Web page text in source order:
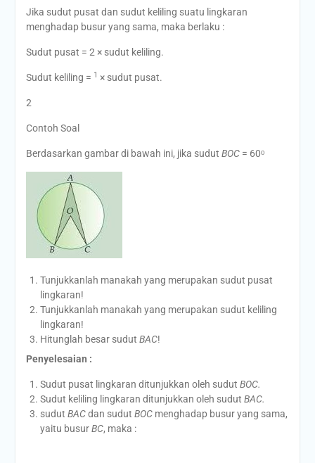
Jika sudut pusat dan sudut keliling suatu lingkaran
menghadap busur yang sama, maka berlaku :
Sudut pusat = 2 × sudut keliling.
Sudut keliling = 1 × sudut pusat.
2
Contoh Soal
Berdasarkan gambar di bawah ini, jika sudut BOC = 60ᵒ
Tunjukkanlah manakah yang merupakan sudut pusat
lingkaran!
Tunjukkanlah manakah yang merupakan sudut keliling
lingkaran!
Hitunglah besar sudut BAC!
Penyelesaian :
Sudut pusat lingkaran ditunjukkan oleh sudut BOC.
Sudut keliling lingkaran ditunjukkan oleh sudut BAC.
sudut BACdan sudut BOC menghadap busur yang sama,
yaitu busurBC, maka :